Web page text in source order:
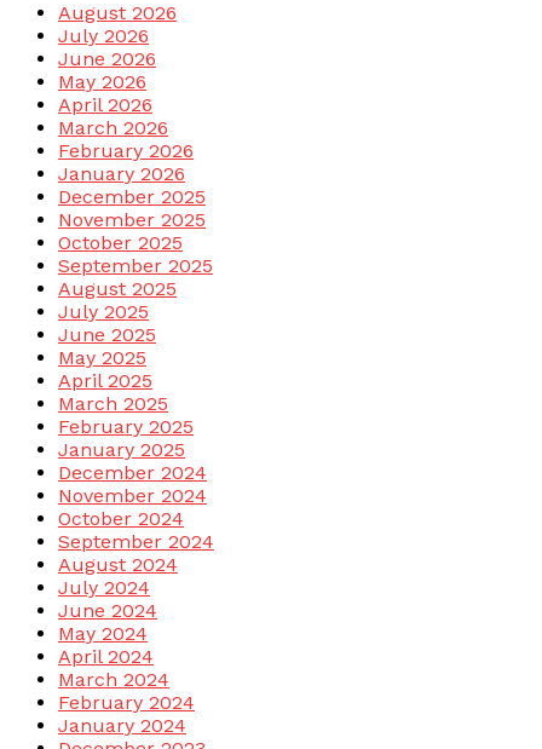
August 2026
July 2026
June 2026
May 2026
April 2026
March 2026
February 2026
January 2026
December 2025
November 2025
October 2025
September 2025
August 2025
July 2025
June 2025
May 2025
April 2025
March 2025
February 2025
January 2025
December 2024
November 2024
October 2024
September 2024
August 2024
July 2024
June 2024
May 2024
April 2024
March 2024
February 2024
January 2024